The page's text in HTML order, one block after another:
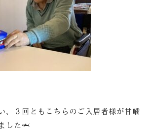
、３回ともこちらのご入居者様が甘噛
した🦈